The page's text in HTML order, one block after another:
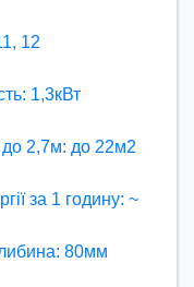
12
1,3кВт
2,7м: до 22м2
за 1 годину: ~
80мм